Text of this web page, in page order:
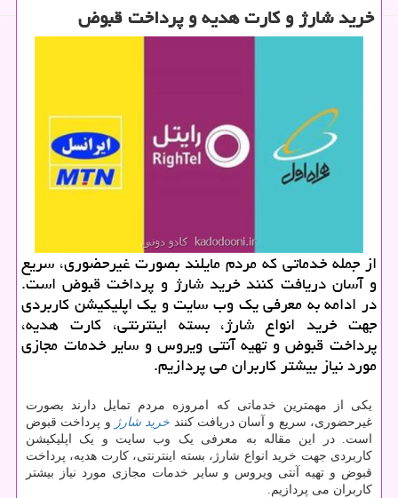
خرید شارژ و كارت هدیه و پرداخت قبوض
از جمله خدماتی كه مردم مایلند بصورت غیرحضوری، سریع
و آسان دریافت كنند خرید شارژ و پرداخت قبوض است.
در ادامه به معرفی یك وب سایت و یك اپلیكیشن كاربردی
جهت خرید انواع شارژ، بسته اینترنتی، كارت هدیه،
پرداخت قبوض و تهیه آنتی ویروس و سایر خدمات مجازی
مورد نیاز بیشتر كاربران می پردازیم.
یکی از مهمترین خدماتی که امروزه مردم تمایل دارند بصورت
غیرحضوری، سریع و آسان دریافت کنند خرید شارژ و پرداخت قبوض
است. در این مقاله به معرفی یک وب سایت و یک اپلیکیشن
کاربردی جهت خرید انواع شارژ، بسته اینترنتی، کارت هدیه، پرداخت
قبوض و تهیه آنتی ویروس و سایر خدمات مجازی مورد نیاز بیشتر
کاربران می پردازیم.